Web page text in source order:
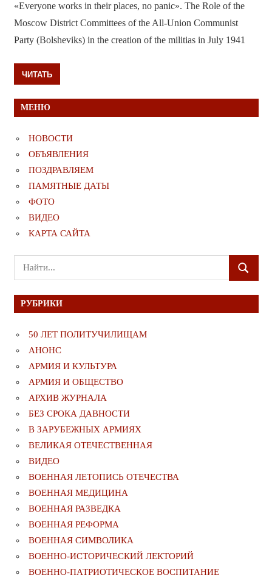
«Everyone works in their places, no panic». The Role of the
Moscow District Committees of the All-Union Communist
Party (Bolsheviks) in the creation of the militias in July 1941
ЧИТАТЬ
МЕНЮ
НОВОСТИ
ОБЪЯВЛЕНИЯ
ПОЗДРАВЛЯЕМ
ПАМЯТНЫЕ ДАТЫ
ФОТО
ВИДЕО
КАРТА САЙТА
Поиск
для:
ПОИСК
РУБРИКИ
50 ЛЕТ ПОЛИТУЧИЛИЩАМ
АНОНС
АРМИЯ И КУЛЬТУРА
АРМИЯ И ОБЩЕСТВО
АРХИВ ЖУРНАЛА
БЕЗ СРОКА ДАВНОСТИ
В ЗАРУБЕЖНЫХ АРМИЯХ
ВЕЛИКАЯ ОТЕЧЕСТВЕННАЯ
ВИДЕО
ВОЕННАЯ ЛЕТОПИСЬ ОТЕЧЕСТВА
ВОЕННАЯ МЕДИЦИНА
ВОЕННАЯ РАЗВЕДКА
ВОЕННАЯ РЕФОРМА
ВОЕННАЯ СИМВОЛИКА
ВОЕННО-ИСТОРИЧЕСКИЙ ЛЕКТОРИЙ
ВОЕННО-ПАТРИОТИЧЕСКОЕ ВОСПИТАНИЕ